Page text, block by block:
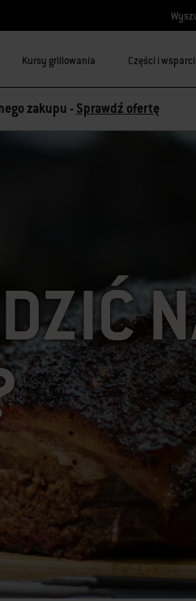
Kursy grillowania Części i
zakupu - Sprawdź ofertę